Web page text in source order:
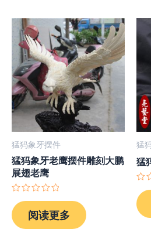
猛犸象牙摆件
猛犸象牙老鹰摆件雕刻大鹏
展翅老鹰
评
分
0
&sol;
阅读更多
猛
猛
评
分
0